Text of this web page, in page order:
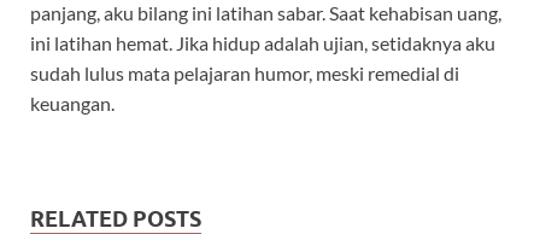
panjang, aku bilang ini latihan sabar. Saat kehabisan uang,
ini latihan hemat. Jika hidup adalah ujian, setidaknya aku
sudah lulus mata pelajaran humor, meski remedial di
keuangan.
RELATED POSTS